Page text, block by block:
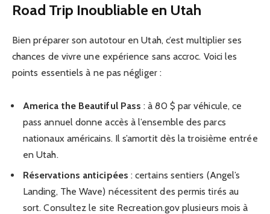
Road Trip Inoubliable en Utah
Bien préparer son autotour en Utah, c’est multiplier ses
chances de vivre une expérience sans accroc. Voici les
points essentiels à ne pas négliger :
America the Beautiful Pass : à 80 $ par véhicule, ce
pass annuel donne accès à l’ensemble des parcs
nationaux américains. Il s’amortit dès la troisième entrée
en Utah.
Réservations anticipées : certains sentiers (Angel’s
Landing, The Wave) nécessitent des permis tirés au
sort. Consultez le site Recreation.gov plusieurs mois à